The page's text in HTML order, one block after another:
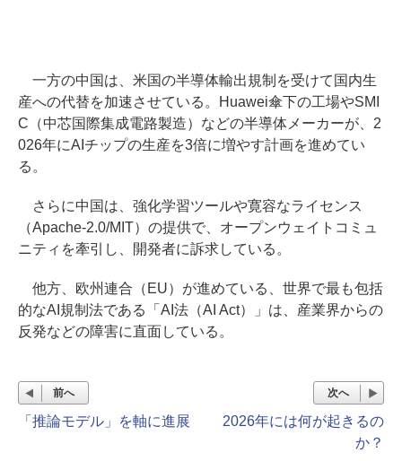
一方の中国は、米国の半導体輸出規制を受けて国内生
産への代替を加速させている。Huawei傘下の工場やSMI
C（中芯国際集成電路製造）などの半導体メーカーが、2
026年にAIチップの生産を3倍に増やす計画を進めてい
る。
さらに中国は、強化学習ツールや寛容なライセンス
（Apache-2.0/MIT）の提供で、オープンウェイトコミュ
ニティを牽引し、開発者に訴求している。
他方、欧州連合（EU）が進めている、世界で最も包括
的なAI規制法である「AI法（AI Act）」は、産業界からの
反発などの障害に直面している。
前へ
「推論モデル」を軸に進展
次へ
2026年には何が起きるの
か？